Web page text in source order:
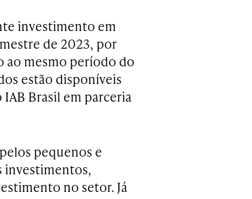
investimento em
de 2023, por
ao mesmo período do
estão disponíveis
Brasil em parceria
pequenos e
investimentos,
no setor. Já